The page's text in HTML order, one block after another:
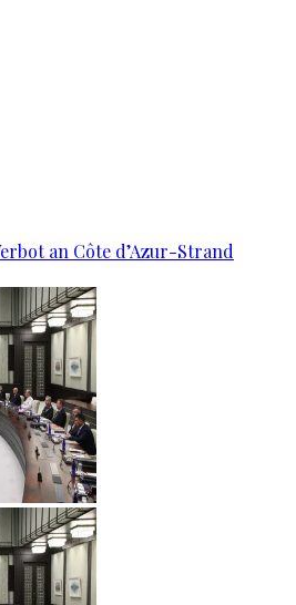
an Côte d’Azur-Strand